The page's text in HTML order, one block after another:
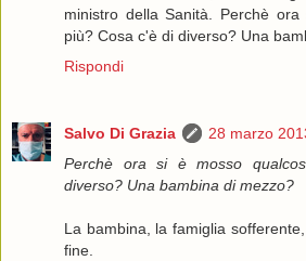
ministro della Sanità. Perchè
più? Cosa c'è di diverso? Una
Rispondi
Salvo Di Grazia
28 marzo
Perchè ora si è mosso
diverso? Una bambina di mezzo?
La bambina, la famiglia
fine.